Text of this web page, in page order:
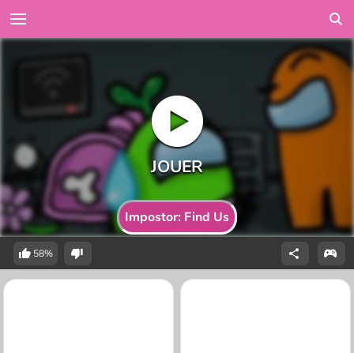
Impostor: Find Us
58%